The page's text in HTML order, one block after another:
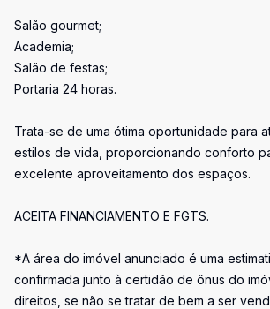
Salão gourmet;
Academia;
Salão de festas;
Portaria 24 horas.
Trata-se de uma ótima oportunidade para
estilos de vida, proporcionando conforto
excelente aproveitamento dos espaços.
ACEITA FINANCIAMENTO E FGTS.
*A área do imóvel anunciado é uma
confirmada junto à certidão de ônus do
direitos, se não se tratar de bem a ser